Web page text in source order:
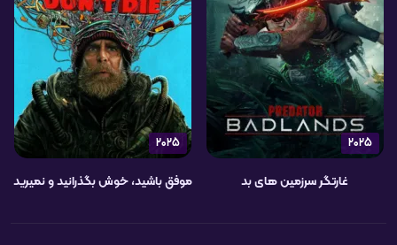
2025
غارتگر سرزمین های بد
2025
موفق باشید، خوش بگذرانید و نمیرید